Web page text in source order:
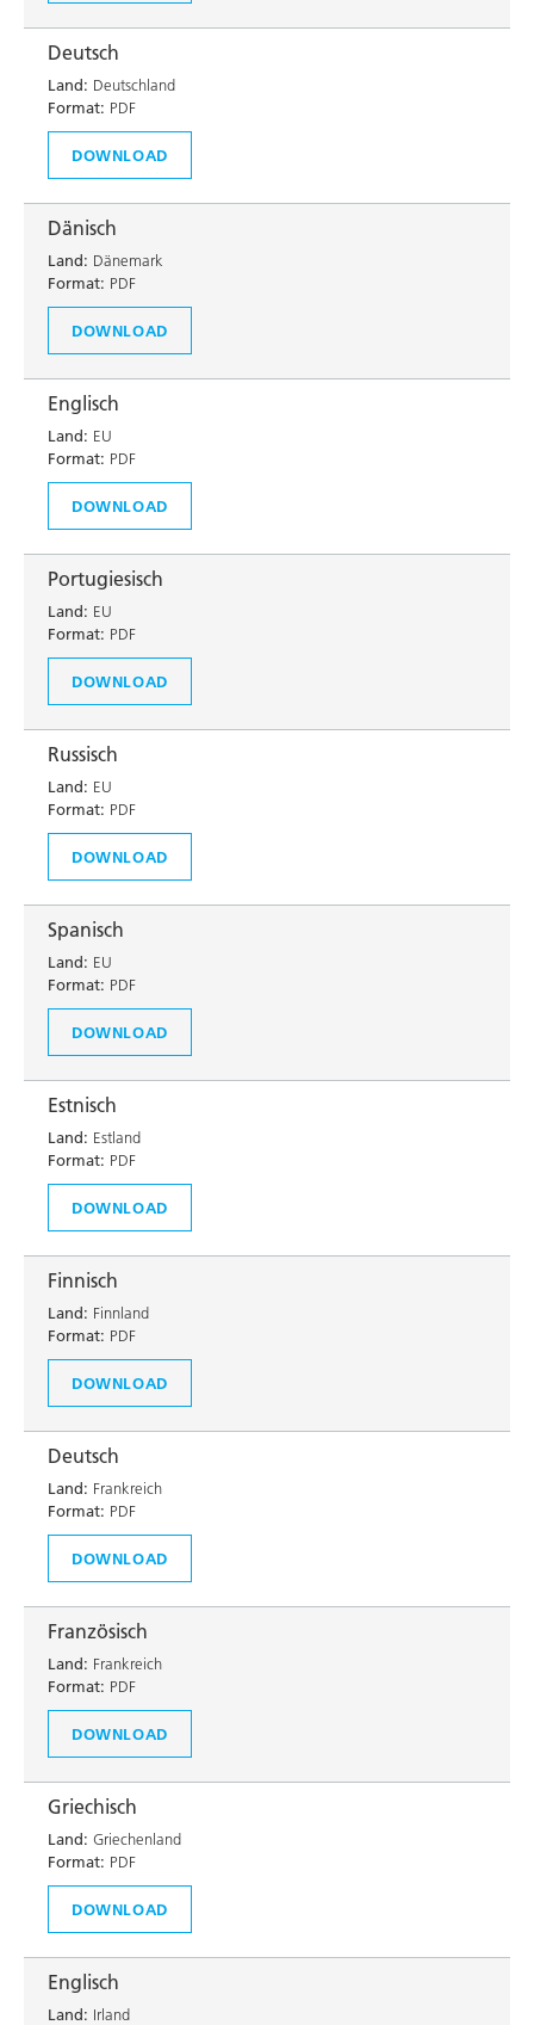
Deutsch
Land: Deutschland
Format: PDF
DOWNLOAD
Dänisch
Land: Dänemark
Format: PDF
DOWNLOAD
Englisch
Land: EU
Format: PDF
DOWNLOAD
Portugiesisch
Land: EU
Format: PDF
DOWNLOAD
Russisch
Land: EU
Format: PDF
DOWNLOAD
Spanisch
Land: EU
Format: PDF
DOWNLOAD
Estnisch
Land: Estland
Format: PDF
DOWNLOAD
Finnisch
Land: Finnland
Format: PDF
DOWNLOAD
Deutsch
Land: Frankreich
Format: PDF
DOWNLOAD
Französisch
Land: Frankreich
Format: PDF
DOWNLOAD
Griechisch
Land: Griechenland
Format: PDF
DOWNLOAD
Englisch
Land: Irland